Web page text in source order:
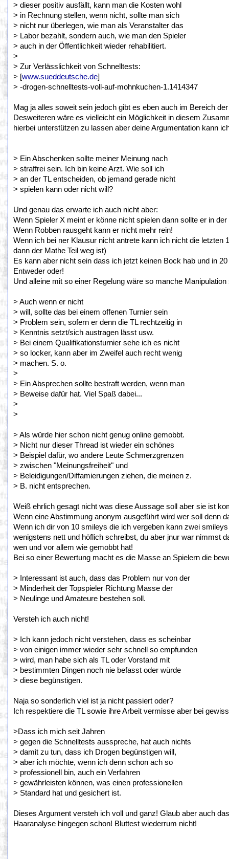
> dieser positiv ausfällt, kann man die Kosten wohl
> in Rechnung stellen, wenn nicht, sollte man sich
> nicht nur überlegen, wie man als Veranstalter das
> Labor bezahlt, sondern auch, wie man den Spieler
> auch in der Öffentlichkeit wieder rehabilitiert.
>
> Zur Verlässlichkeit von Schnelltests:
> [www.sueddeutsche.de]
> -drogen-schnelltests-voll-auf-mohnkuchen-1.1414347
Mag ja alles soweit sein jedoch gibt es eben auch im Bereich
Desweiteren wäre es vielleicht ein Möglichkeit in diesem
hierbei unterstützen zu lassen aber deine Argumentation kann
> Ein Abschenken sollte meiner Meinung nach
> straffrei sein. Ich bin keine Arzt. Wie soll ich
> an der TL entscheiden, ob jemand gerade nicht
> spielen kann oder nicht will?
Und genau das erwarte ich auch nicht aber:
Wenn Spieler X meint er könne nicht spielen dann sollte er in
Wenn Robben rausgeht kann er nicht mehr rein!
Wenn ich bei ner Klausur nicht antrete kann ich nicht die
dann der Mathe Teil weg ist)
Es kann aber nicht sein dass ich jetzt keinen Bock hab und in
Entweder oder!
Und alleine mit so einer Regelung wäre so manche
> Auch wenn er nicht
> will, sollte das bei einem offenen Turnier sein
> Problem sein, sofern er denn die TL rechtzeitig in
> Kenntnis setzt/sich austragen lässt usw.
> Bei einem Qualifikationsturnier sehe ich es nicht
> so locker, kann aber im Zweifel auch recht wenig
> machen. S. o.
>
> Ein Absprechen sollte bestraft werden, wenn man
> Beweise dafür hat. Viel Spaß dabei...
>
>
> Als würde hier schon nicht genug online gemobbt.
> Nicht nur dieser Thread ist wieder ein schönes
> Beispiel dafür, wo andere Leute Schmerzgrenzen
> zwischen "Meinungsfreiheit" und
> Beleidigungen/Diffamierungen ziehen, die meinen z.
> B. nicht entsprechen.
Weiß ehrlich gesagt nicht was diese Aussage soll aber sie ist
Wenn eine Abstimmung anonym ausgeführt wird wer soll denn
Wenn ich dir von 10 smileys die ich vergeben kann zwei
wenigstens nett und höflich schreibst, du aber jnur war nimmst
wen und vor allem wie gemobbt hat!
Bei so einer Bewertung macht es die Masse an Spielern die
> Interessant ist auch, dass das Problem nur von der
> Minderheit der Topspieler Richtung Masse der
> Neulinge und Amateure bestehen soll.
Versteh ich auch nicht!
> Ich kann jedoch nicht verstehen, dass es scheinbar
> von einigen immer wieder sehr schnell so empfunden
> wird, man habe sich als TL oder Vorstand mit
> bestimmten Dingen noch nie befasst oder würde
> diese begünstigen.
Naja so sonderlich viel ist ja nicht passiert oder?
Ich respektiere die TL sowie ihre Arbeit vermisse aber bei
>Dass ich mich seit Jahren
> gegen die Schnelltests ausspreche, hat auch nichts
> damit zu tun, dass ich Drogen begünstigen will,
> aber ich möchte, wenn ich denn schon ach so
> professionell bin, auch ein Verfahren
> gewährleisten können, was einen professionellen
> Standard hat und gesichert ist.
Dieses Argument versteh ich voll und ganz! Glaub aber auch
Haaranalyse hingegen schon! Bluttest wiederrum nicht!